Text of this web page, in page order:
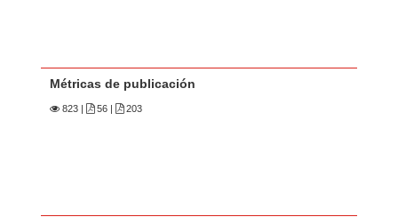
Métricas de publicación
823 56 | 203